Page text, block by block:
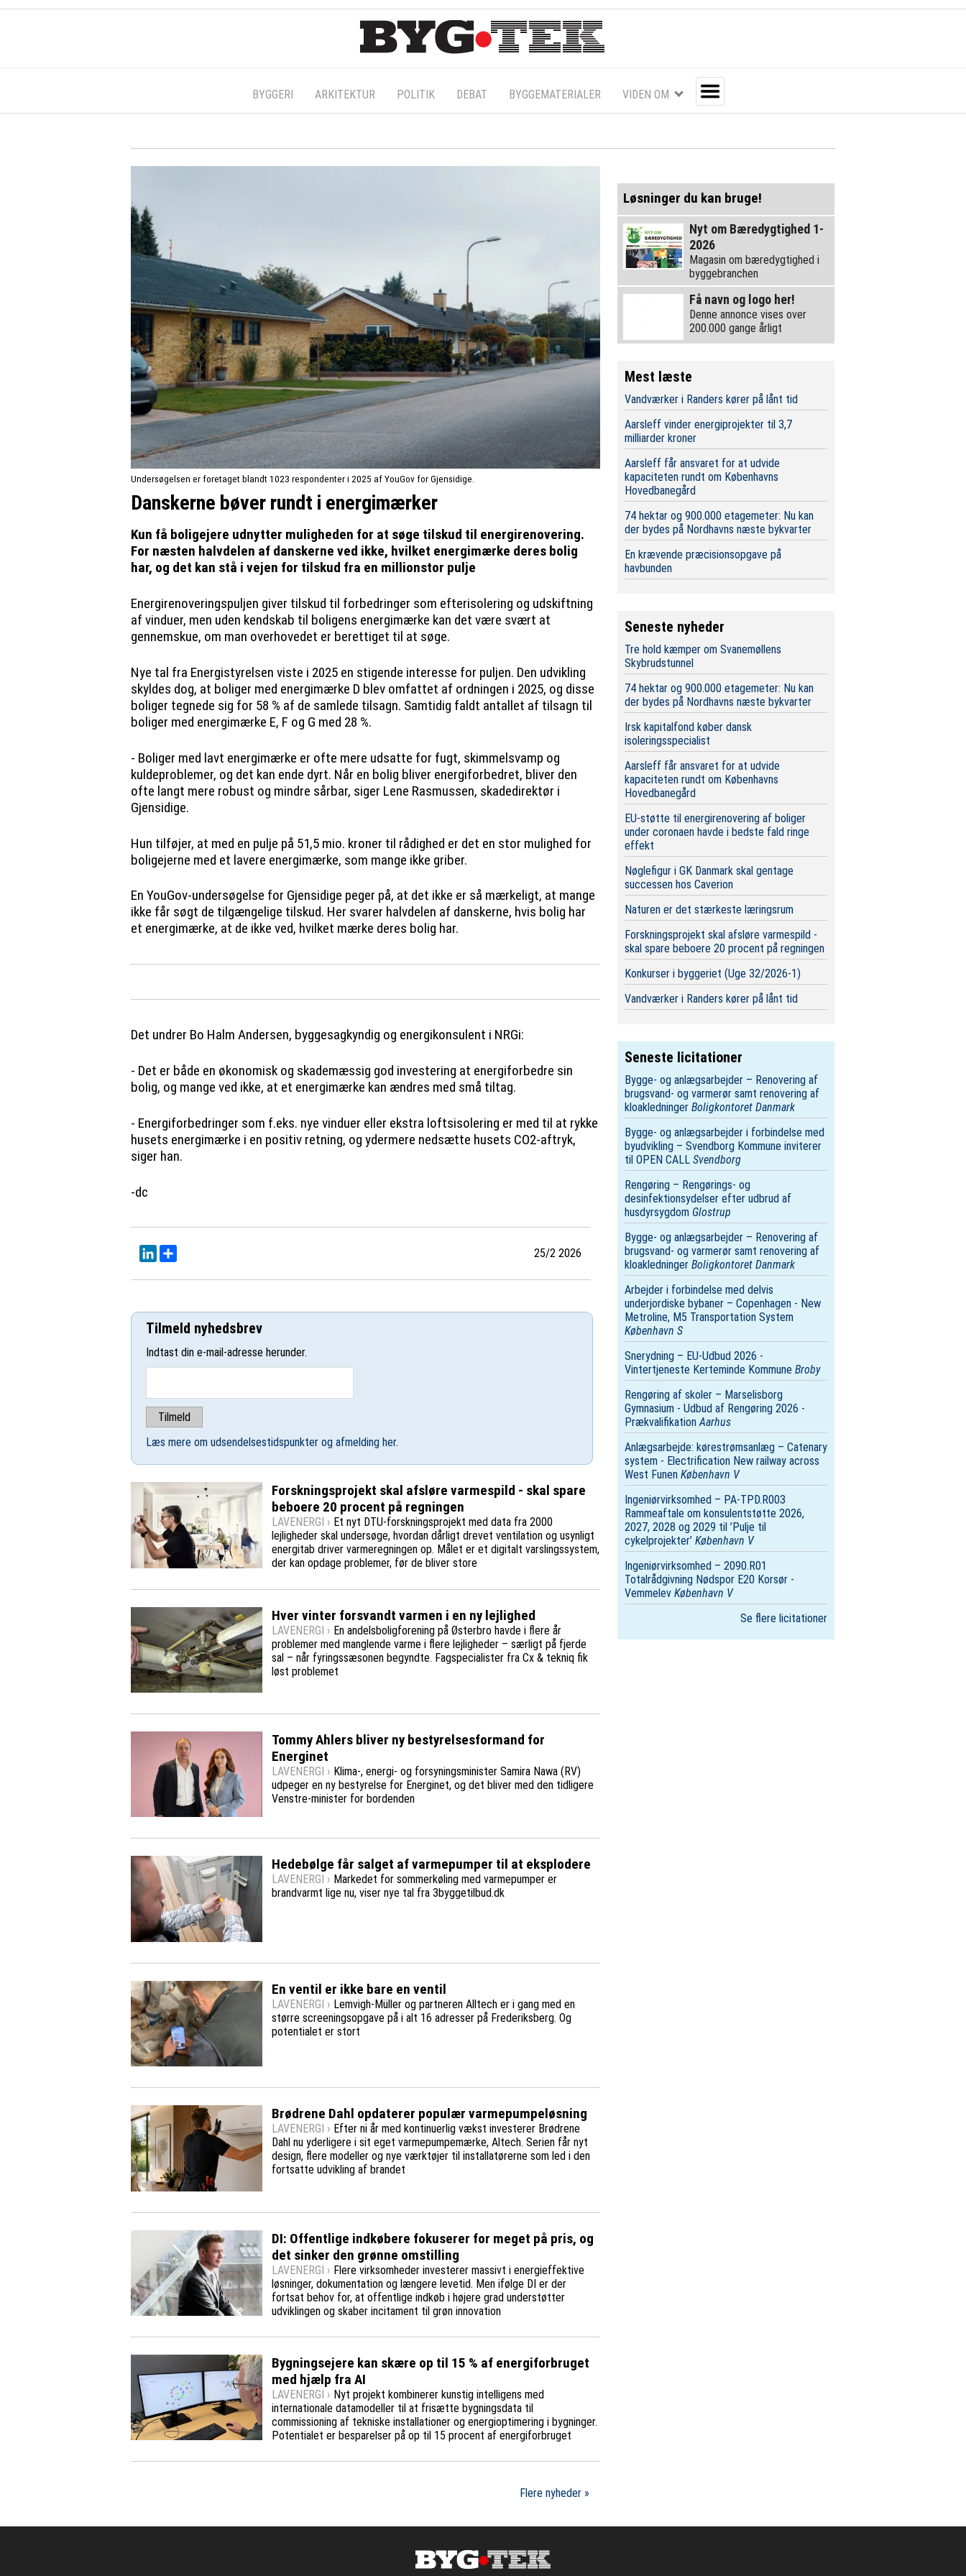
BYGGERI ARKITEKTUR POLITIK DEBAT BYGGEMATERIALER VIDEN OM
Undersøgelsen er foretaget blandt 1023 respondenter i 2025 af YouGov for Gjensidige.
Danskerne bøver rundt i energimærker
Kun få boligejere udnytter muligheden for at søge tilskud til energirenovering.
For næsten halvdelen af danskerne ved ikke, hvilket energimærke deres bolig
har, og det kan stå i vejen for tilskud fra en millionstor pulje
Energirenoveringspuljen giver tilskud til forbedringer som efterisolering og udskiftning
af vinduer, men uden kendskab til boligens energimærke kan det være svært at
gennemskue, om man overhovedet er berettiget til at søge.
Nye tal fra Energistyrelsen viste i 2025 en stigende interesse for puljen. Den udvikling
skyldes dog, at boliger med energimærke D blev omfattet af ordningen i 2025, og disse
boliger tegnede sig for 58 % af de samlede tilsagn. Samtidig faldt antallet af tilsagn til
boliger med energimærke E, F og G med 28 %.
- Boliger med lavt energimærke er ofte mere udsatte for fugt, skimmelsvamp og
kuldeproblemer, og det kan ende dyrt. Når en bolig bliver energiforbedret, bliver den
ofte langt mere robust og mindre sårbar, siger Lene Rasmussen, skadedirektør i
Gjensidige.
Hun tilføjer, at med en pulje på 51,5 mio. kroner til rådighed er det en stor mulighed for
boligejerne med et lavere energimærke, som mange ikke griber.
En YouGov-undersøgelse for Gjensidige peger på, at det ikke er så mærkeligt, at mange
ikke får søgt de tilgængelige tilskud. Her svarer halvdelen af danskerne, hvis bolig har
et energimærke, at de ikke ved, hvilket mærke deres bolig har.
Det undrer Bo Halm Andersen, byggesagkyndig og energikonsulent i NRGi:
- Det er både en økonomisk og skademæssig god investering at energiforbedre sin
bolig, og mange ved ikke, at et energimærke kan ændres med små tiltag.
- Energiforbedringer som f.eks. nye vinduer eller ekstra loftsisolering er med til at rykke
husets energimærke i en positiv retning, og ydermere nedsætte husets CO2-aftryk,
siger han.
-dc
LinkedIn 25/2 2026
Tilmeld nyhedsbrev
Indtast din e-mail-adresse herunder.
Læs mere om udsendelsestidspunkter og afmelding her.
Forskningsprojekt skal afsløre varmespild - skal spare
beboere 20 procent på regningen
LAVENERGI › Et nyt DTU-forskningsprojekt med data fra 2000
lejligheder skal undersøge, hvordan dårligt drevet ventilation og usynligt
energitab driver varmeregningen op. Målet er et digitalt varslingssystem,
der kan opdage problemer, før de bliver store
Hver vinter forsvandt varmen i en ny lejlighed
LAVENERGI › En andelsboligforening på Østerbro havde i flere år
problemer med manglende varme i flere lejligheder – særligt på fjerde
sal – når fyringssæsonen begyndte. Fagspecialister fra Cx & tekniq fik
løst problemet
Tommy Ahlers bliver ny bestyrelsesformand for
Energinet
LAVENERGI › Klima-, energi- og forsyningsminister Samira Nawa (RV)
udpeger en ny bestyrelse for Energinet, og det bliver med den tidligere
Venstre-minister for bordenden
Hedebølge får salget af varmepumper til at eksplodere
LAVENERGI › Markedet for sommerkøling med varmepumper er
brandvarmt lige nu, viser nye tal fra 3byggetilbud.dk
En ventil er ikke bare en ventil
LAVENERGI › Lemvigh-Müller og partneren Alltech er i gang med en
større screeningsopgave på i alt 16 adresser på Frederiksberg. Og
potentialet er stort
Brødrene Dahl opdaterer populær varmepumpeløsning
LAVENERGI › Efter ni år med kontinuerlig vækst investerer Brødrene
Dahl nu yderligere i sit eget varmepumpemærke, Altech. Serien får nyt
design, flere modeller og nye værktøjer til installatørerne som led i den
fortsatte udvikling af brandet
DI: Offentlige indkøbere fokuserer for meget på pris, og
det sinker den grønne omstilling
LAVENERGI › Flere virksomheder investerer massivt i energieffektive
løsninger, dokumentation og længere levetid. Men ifølge DI er der
fortsat behov for, at offentlige indkøb i højere grad understøtter
udviklingen og skaber incitament til grøn innovation
Bygningsejere kan skære op til 15 % af energiforbruget
med hjælp fra AI
LAVENERGI › Nyt projekt kombinerer kunstig intelligens med
internationale datamodeller til at frisætte bygningsdata til
commissioning af tekniske installationer og energioptimering i bygninger.
Potentialet er besparelser på op til 15 procent af energiforbruget
Flere nyheder »
Løsninger du kan bruge!
Nyt om Bæredygtighed 1-
2026
Magasin om bæredygtighed i
byggebranchen
Få navn og logo her!
Denne annonce vises over
200.000 gange årligt
Mest læste
Vandværker i Randers kører på lånt tid
Aarsleff vinder energiprojekter til 3,7
milliarder kroner
Aarsleff får ansvaret for at udvide
kapaciteten rundt om Københavns
Hovedbanegård
74 hektar og 900.000 etagemeter: Nu kan
der bydes på Nordhavns næste bykvarter
En krævende præcisionsopgave på
havbunden
Seneste nyheder
Tre hold kæmper om Svanemøllens
Skybrudstunnel
74 hektar og 900.000 etagemeter: Nu kan
der bydes på Nordhavns næste bykvarter
Irsk kapitalfond køber dansk
isoleringsspecialist
Aarsleff får ansvaret for at udvide
kapaciteten rundt om Københavns
Hovedbanegård
EU-støtte til energirenovering af boliger
under coronaen havde i bedste fald ringe
effekt
Nøglefigur i GK Danmark skal gentage
successen hos Caverion
Naturen er det stærkeste læringsrum
Forskningsprojekt skal afsløre varmespild -
skal spare beboere 20 procent på regningen
Konkurser i byggeriet (Uge 32/2026-1)
Vandværker i Randers kører på lånt tid
Seneste licitationer
Bygge- og anlægsarbejder – Renovering af
brugsvand- og varmerør samt renovering af
kloakledninger Boligkontoret Danmark
Bygge- og anlægsarbejder i forbindelse med
byudvikling – Svendborg Kommune inviterer
til OPEN CALL Svendborg
Rengøring – Rengørings- og
desinfektionsydelser efter udbrud af
husdyrsygdom Glostrup
Bygge- og anlægsarbejder – Renovering af
brugsvand- og varmerør samt renovering af
kloakledninger Boligkontoret Danmark
Arbejder i forbindelse med delvis
underjordiske bybaner – Copenhagen - New
Metroline, M5 Transportation System
København S
Snerydning – EU-Udbud 2026 -
Vintertjeneste Kerteminde Kommune Broby
Rengøring af skoler – Marselisborg
Gymnasium - Udbud af Rengøring 2026 -
Prækvalifikation Aarhus
Anlægsarbejde: kørestrømsanlæg – Catenary
system - Electrification New railway across
West Funen København V
Ingeniørvirksomhed – PA-TPD.R003
Rammeaftale om konsulentstøtte 2026,
2027, 2028 og 2029 til ’Pulje til
cykelprojekter’ København V
Ingeniørvirksomhed – 2090.R01
Totalrådgivning Nødspor E20 Korsør ­
Vemmelev København V
Se flere licitationer